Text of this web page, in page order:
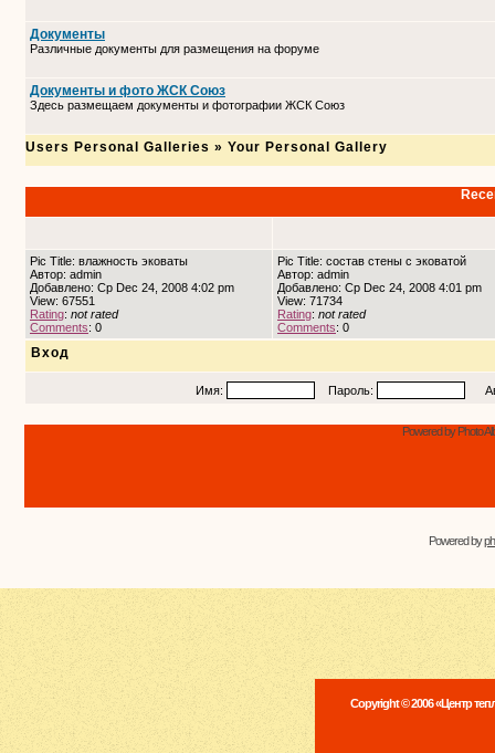
Документы
Различные документы для размещения на форуме
Документы и фото ЖСК Союз
Здесь размещаем документы и фотографии ЖСК Союз
Users Personal Galleries » Your Personal Gallery
Pic Title: влажность эковаты
Автор: admin
Добавлено: Ср Dec 24, 2008 4:02 pm
View: 67551
Rating: not rated
Comments: 0
Pic Title: состав стены с эковатой
Автор: admin
Добавлено: Ср Dec 24, 2008 4:01 pm
View: 71734
Rating: not rated
Comments: 0
Вход
Имя: Пароль:
Powered by Photo
Powered by
Copyright © 2006 «Центр